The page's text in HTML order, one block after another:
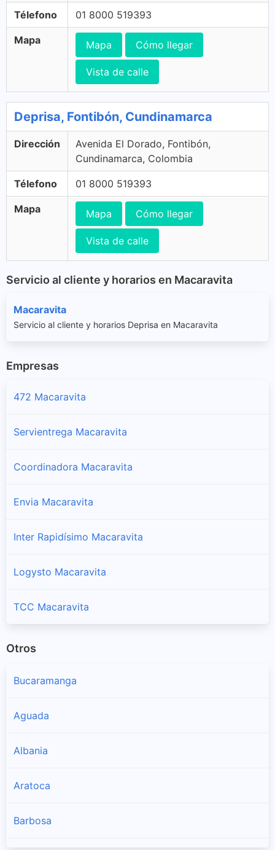
Télefono 01 8000 519393
Mapa Mapa Cómo llegar
Vista de calle
Deprisa, Fontibón, Cundinamarca
Dirección
Avenida El Dorado, Fontibón,
Cundinamarca, Colombia
Télefono 01 8000 519393
Mapa Mapa Cómo llegar
Vista de calle
Servicio al cliente y horarios en Macaravita
Macaravita
Servicio al cliente y horarios Deprisa en Macaravita
Empresas
472 Macaravita
Servientrega Macaravita
Coordinadora Macaravita
Envia Macaravita
Inter Rapidísimo Macaravita
Logysto Macaravita
TCC Macaravita
Otros
Bucaramanga
Aguada
Albania
Aratoca
Barbosa